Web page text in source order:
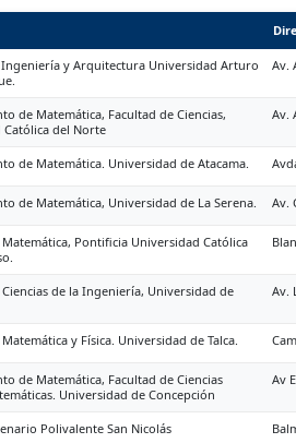
Ingeniería y Arquitectura Universidad Arturo
Av.
de Matemática, Facultad de Ciencias,
Católica del Norte
Av.
de Matemática. Universidad de Atacama.
de Matemática, Universidad de La Serena. Av.
Pontificia Universidad Católica
de la Ingeniería, Universidad de
Av.
y Física. Universidad de Talca.
de Matemática, Facultad de Ciencias
Universidad de Concepción
Av
Polivalente San Nicolás